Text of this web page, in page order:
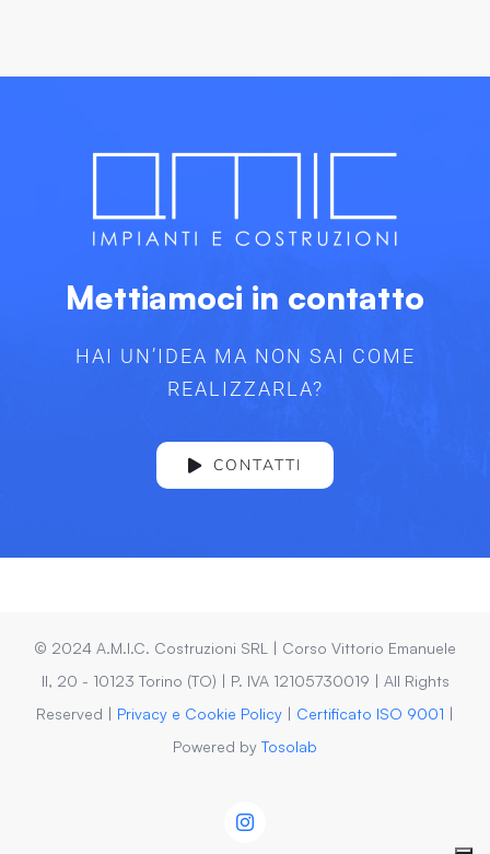
Mettiamoci in contatto
HAI UN’IDEA MA NON SAI COME
REALIZZARLA?
CONTATTI
© 2024 A.M.I.C. Costruzioni SRL | Corso Vittorio Emanuele
II, 20 - 10123 Torino (TO) | P. IVA 12105730019 | All Rights
Reserved | Privacy e Cookie Policy | Certificato ISO 9001 |
Powered by Tosolab
Instagram